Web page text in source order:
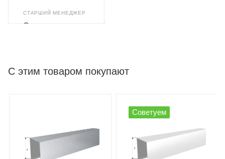
СТАРШИЙ МЕНЕДЖЕР
Светлана
С этим товаром покупают
Советуем